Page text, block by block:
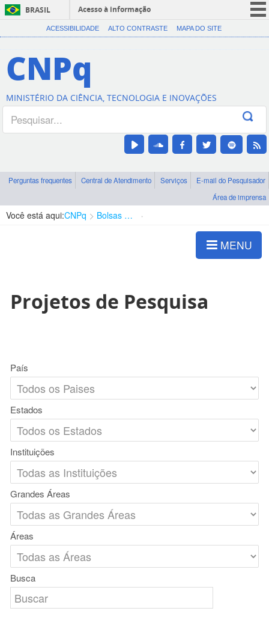
BRASIL
Acesso à informação
CORONAVÍRUS (COVID-19)
Canais
ACESSIBILIDADE ALTO CONTRASTE MAPA DO SITE
CNPq
MINISTÉRIO DA CIÊNCIA, TECNOLOGIA E INOVAÇÕES
Perguntas frequentes Central de Atendimento Serviços
E-mail do Pesquisador
Área de imprensa
Você está aqui:CNPq Bolsas e Auxílios Vigentes
MENU
Projetos de Pesquisa
País
Estados
Instituições
Grandes Áreas
Áreas
Busca